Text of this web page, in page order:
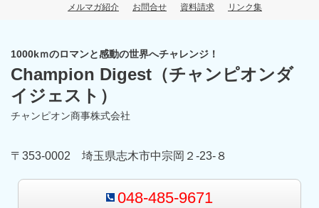
メルマガ紹介
お問合せ 資料請求 リンク集
1000kｍのロマンと感動の世界へチャレンジ！
Champion Digest （チャンピオンダ
イジェスト）
チャンピオン商事株式会社
〒353-0002 埼玉県志木市中宗岡２-23-８
048-485-9671